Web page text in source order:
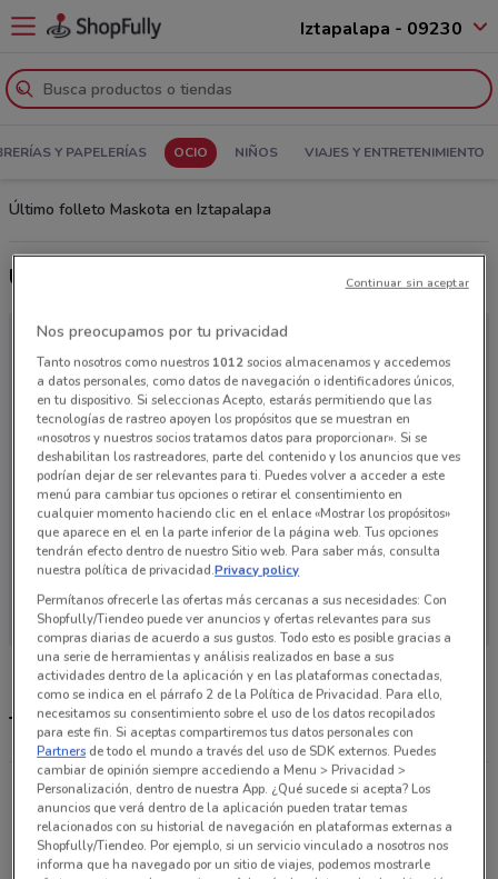
Iztapalapa - 09230
Y PAPELERÍAS OCIO NIÑOS VIAJES Y ENTRETENIMIENTO
Último folleto Maskota en Iztapalapa
Últimas ofertas Maskota
En este momento no hay ofertas vigentes
Tiendas Maskota más cercanas
Av. Coyoacan 145 Del Valle - Local. A Calle Av.
Coyoacan y pedro romero de terreos Ciudad De
México
346 m
ABIERTO
Nos preocupamos por tu privacidad
Tanto nosotros como nuestros 1012socios almacenamos y accedemos
a datos personales, como datos de navegación o identificadores únicos,
en tu dispositivo. Si seleccionas Acepto, estarás permitiendo que las
tecnologías de rastreo apoyen los propósitos que se muestran en
«nosotros y nuestros socios tratamos datos para proporcionar». Si se
deshabilitan los rastreadores, parte del contenido y los anuncios que ves
podrían dejar de ser relevantes para ti. Puedes volver a acceder a este
menú para cambiar tus opciones o retirar el consentimiento en
cualquier momento haciendo clic en el enlace «Mostrar los propósitos»
que aparece en el en la parte inferior de la página web. Tus opciones
tendrán efecto dentro de nuestro Sitio web. Para saber más, consulta
nuestra política de privacidad.Privacy policy
Permítanos ofrecerle las ofertas más cercanas a sus necesidades: Con
Shopfully/Tiendeo puede ver anuncios y ofertas relevantes para sus
compras diarias de acuerdo a sus gustos. Todo esto es posible gracias a
una serie de herramientas y análisis realizados en base a sus
actividades dentro de la aplicación y en las plataformas conectadas,
como se indica en el párrafo 2 de la Política de Privacidad. Para ello,
necesitamos su consentimiento sobre el uso de los datos recopilados
para este fin. Si aceptas compartiremos tus datos personales con
Partners de todo el mundo a través del uso de SDK externos. Puedes
cambiar de opinión siempre accediendo a Menu > Privacidad >
Personalización, dentro de nuestra App. ¿Qué sucede si acepta? Los
anuncios que verá dentro de la aplicación pueden tratar temas
relacionados con su historial de navegación en plataformas externas a
Shopfully/Tiendeo. Por ejemplo, si un servicio vinculado a nosotros nos
informa que ha navegado por un sitio de viajes, podemos mostrarle
Continuar sin aceptar